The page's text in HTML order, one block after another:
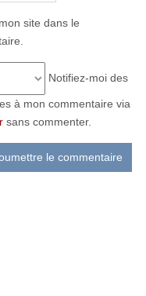
site dans le
Notifiez-moi des
à mon commentaire via
sans commenter.